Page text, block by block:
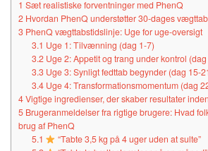
1 Sæt realistiske forventninger med PhenQ
2 Hvordan PhenQ understøtter 30-dages vægttab
3 PhenQ vægttabstidslinje: Uge for uge-oversigt
3.1 Uge 1: Tilvænning (dag 1-7)
3.2Uge 2: Appetit og trang under kontrol
3.3Uge 3: Synligt fedttab begynder (dag 15-
3.4Uge 4: Transformationsmomentum (dag
4Vigtige ingredienser, der skaber resultater
5 Brugeranmeldelser fra rigtige brugere: Hvad
brug af PhenQ
5.1
“Tabte 3,5 kg på 4 uger uden at sulte”